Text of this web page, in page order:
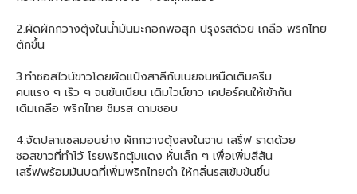
2.ผัดผักกวางตุ้งในน้ำมันมะกอกพอสุก ปรุงรสด้วย เกลือ พริกไทย
ตักขึ้น
3.ทำซอสไวน์ขาวโดยผัดแป้งสาลีกับเนยจนหนืดเติมครีม
คนแรง ๆ เร็ว ๆ จนข้นเนียน เติมไวน์ขาว เคปอร์คนให้เข้ากัน
เติมเกลือ พริกไทย ชิมรส ตามชอบ
4.จัดปลาแซลมอนย่าง ผักกวางตุ้งลงในจาน เสริ์ฟ ราดด้วย
ซอสขาวที่ทำไว้ โรยพริกตุ้มแดง หั่นเล็ก ๆ เพื่อเพิ่มสีสัน
เสริ์ฟพร้อมมันบดที่เพิ่มพริกไทยดำ ให้กลิ่นรสเข้มข้นขึ้น